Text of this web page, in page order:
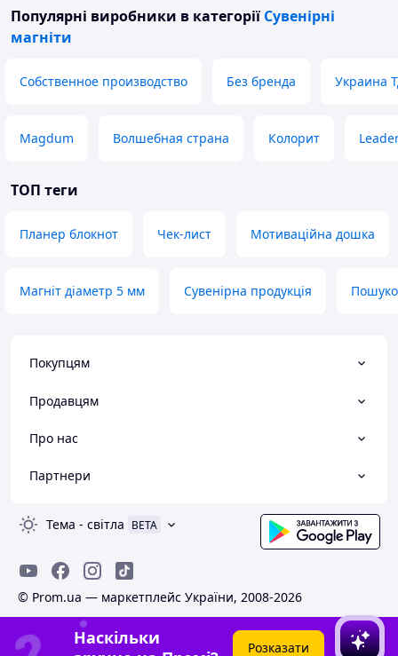
Популярні виробники в категорії Сувенірні
магніти
Собственное производство Без бренда Украина
Magdum Волшебная страна Колорит
ТОП теги
Планер блокнот Чек-лист Мотиваційна дошка
Магніт діаметр 5 мм Сувенірна продукція
Покупцям
Продавцям
Про нас
Партнери
Тема - світла BETA
© Prom.ua — маркетплейс України, 2008-2026
Наскільки
Розказати